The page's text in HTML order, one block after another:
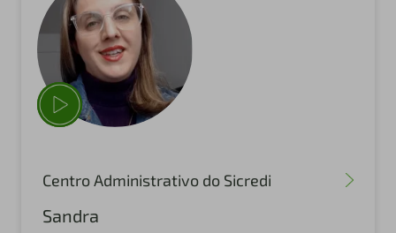
Centro Administrativo do Sicredi
Sandra